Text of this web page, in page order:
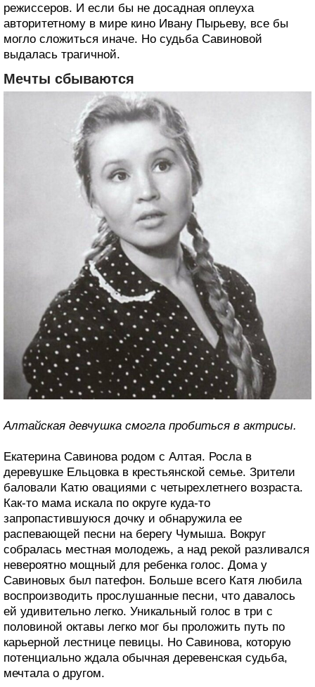
режиссеров. И если бы не досадная оплеуха
авторитетному в мире кино Ивану Пырьеву, все бы
могло сложиться иначе. Но судьба Савиновой
выдалась трагичной.
Мечты сбываются
Алтайская девчушка смогла пробиться в актрисы.
Екатерина Савинова родом с Алтая. Росла в
деревушке Ельцовка в крестьянской семье. Зрители
баловали Катю овациями с четырехлетнего возраста.
Как-то мама искала по округе куда-то
запропастившуюся дочку и обнаружила ее
распевающей песни на берегу Чумыша. Вокруг
собралась местная молодежь, а над рекой разливался
невероятно мощный для ребенка голос. Дома у
Савиновых был патефон. Больше всего Катя любила
воспроизводить прослушанные песни, что давалось
ей удивительно легко. Уникальный голос в три с
половиной октавы легко мог бы проложить путь по
карьерной лестнице певицы. Но Савинова, которую
потенциально ждала обычная деревенская судьба,
мечтала о другом.